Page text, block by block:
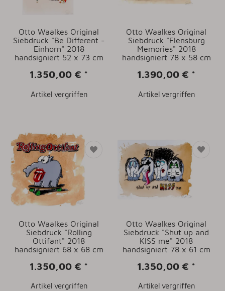
Otto Waalkes Original
Siebdruck "Be Different -
Einhorn" 2018
handsigniert 52 x 73 cm
1.350,00 € *
Artikel vergriffen
Otto Waalkes Original
Siebdruck "Flensburg
Memories" 2018
handsigniert 78 x 58 cm
1.390,00 € *
Artikel vergriffen
Otto Waalkes Original
Siebdruck "Rolling
Ottifant" 2018
handsigniert 68 x 68 cm
1.350,00 € *
Artikel vergriffen
Otto Waalkes Original
Siebdruck "Shut up and
KISS me" 2018
handsigniert 78 x 61 cm
1.350,00 € *
Artikel vergriffen